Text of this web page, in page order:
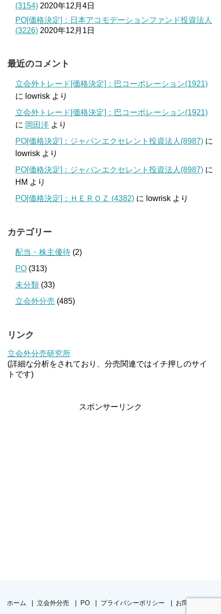
(3154) 2020年12月4日
PO[価格決定]：日本アコモデーションファンド投資法人
(3226) 2020年12月1日
最近のコメント
立会外トレード[価格決定]：巴コーポレーション(1921)
に lowrisk より
立会外トレード[価格決定]：巴コーポレーション(1921)
に 岡田洋 より
PO[価格決定]：ジャパンエクセレント投資法人(8987) に
lowrisk より
PO[価格決定]：ジャパンエクセレント投資法人(8987) に
HM より
PO[価格決定]：ＨＥＲＯＺ (4382) に lowrisk より
カテゴリー
配当・株主優待 (2)
PO (313)
未分類 (33)
立会外分売 (485)
リンク
立会外分売研究所
(詳細な分析をされており、分売関連ではイチ押しのサイ
トです)
スポンサーリンク
ホーム 立会外分売 PO プライバシーポリシー
お問い合わせ